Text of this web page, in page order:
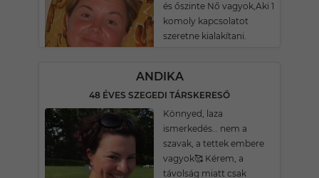
és őszinte Nő vagyok,Aki 1
komoly kapcsolatot
szeretne kialakítani.
ANDIKA
48 ÉVES SZEGEDI TÁRSKERESŐ
Könnyed, laza
ismerkedés… nem a
szavak, a tettek embere
vagyok🥰 Kérem, a
távolság miatt csak